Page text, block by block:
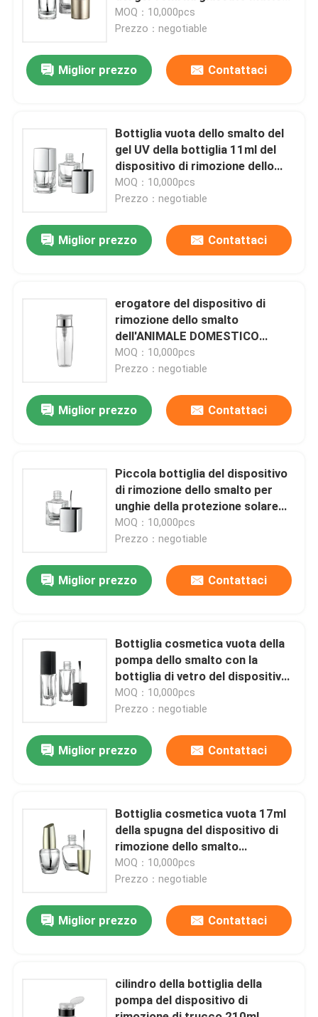
Prodotti
Chi siamo
Fatory Tour
Contattaci
Richiedere un preventivo
Bottiglia senz'aria cosmetica
Barattolo crema cosmetico
Black With Brush Cap
MOQ：10,000pcs
Prezzo：negotiable
Miglior prezzo Contattaci
Bottiglia vuota dello smalto del
gel UV della bottiglia 11ml del
dispositivo di rimozione dello
smalto glassata quadrato con la
spazzola
MOQ：10,000pcs
Prezzo：negotiable
Miglior prezzo Contattaci
erogatore del dispositivo di
rimozione dello smalto
dell'ANIMALE DOMESTICO
160ml con la plastica cosmetica
della pompa
MOQ：10,000pcs
Prezzo：negotiable
Miglior prezzo Contattaci
Piccola bottiglia del dispositivo
di rimozione dello smalto per
unghie della protezione solare
che stampa il dispositivo di
rimozione nero dello smalto della
MOQ：10,000pcs
Prezzo：negotiable
Miglior prezzo Contattaci
Bottiglia cosmetica vuota della
pompa dello smalto con la
bottiglia di vetro del dispositivo
di rimozione dello smalto della
spazzola 7.5ml del coperchio
MOQ：10,000pcs
Prezzo：negotiable
Miglior prezzo Contattaci
Bottiglia cosmetica vuota 17ml
della spugna del dispositivo di
rimozione dello smalto
trasparente
MOQ：10,000pcs
Prezzo：negotiable
Miglior prezzo Contattaci
cilindro della bottiglia della
pompa del dispositivo di